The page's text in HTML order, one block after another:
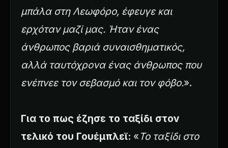
μπάλα στη Λεωφόρο, έφευγε και
ερχόταν μαζί μας. Ήταν ένας
άνθρωπος βαριά συναισθηματικός,
αλλά ταυτόχρονα ένας άνθρωπος που
ενέπνεε τον σεβασμό και τον φόβο.».
Για το πως έζησε το ταξίδι στον
τελικό του Γουέμπλεϊ: « Το ταξίδι στο